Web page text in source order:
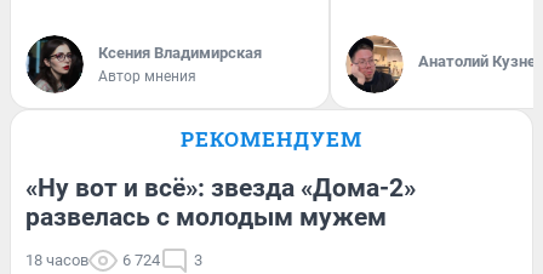
Ксения Владимирская
Автор мнения
Анатолий
РЕКОМЕНДУЕМ
«Ну вот и всё»: звезда «Дома-2»
развелась с молодым мужем
18 часов 6 724 3